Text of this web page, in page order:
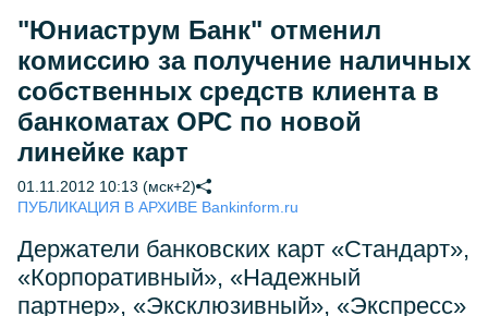
"Юниаструм Банк" отменил
комиссию за получение наличных
собственных средств клиента в
банкоматах ОРС по новой
линейке карт
01.11.2012 10:13 (мск+2)
ПУБЛИКАЦИЯ В АРХИВЕ Bankinform.ru
Держатели банковских карт «Стандарт»,
«Корпоративный», «Надежный
партнер», «Эксклюзивный», «Экспресс»